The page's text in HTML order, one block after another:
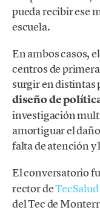
pueda recibir ese
escuela.
En ambos casos,
centros de
surgir en distintas
diseño de
investigación
amortiguar el
falta de atención y
El conversatorio
rector deTecSalud
del Tec de